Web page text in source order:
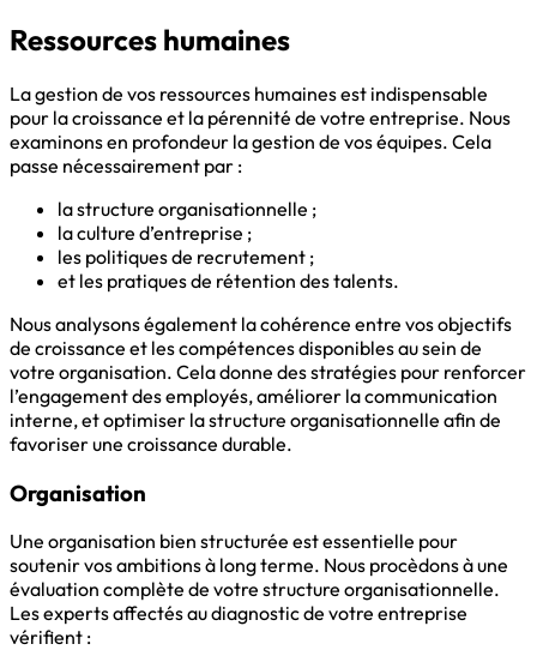
Ressources humaines
La gestion de vos ressources humaines est indispensable
pour la croissance et la pérennité de votre entreprise. Nous
examinons en profondeur la gestion de vos équipes. Cela
passe nécessairement par :
la structure organisationnelle ;
la culture d’entreprise ;
les politiques de recrutement ;
et les pratiques de rétention des talents.
Nous analysons également la cohérence entre vos objectifs
de croissance et les compétences disponibles au sein de
votre organisation. Cela donne des stratégies pour renforcer
l’engagement des employés, améliorer la communication
interne, et optimiser la structure organisationnelle afin de
favoriser une croissance durable.
Organisation
Une organisation bien structurée est essentielle pour
soutenir vos ambitions à long terme. Nous procèdons à une
évaluation complète de votre structure organisationnelle.
Les experts affectés au diagnostic de votre entreprise
vérifient :